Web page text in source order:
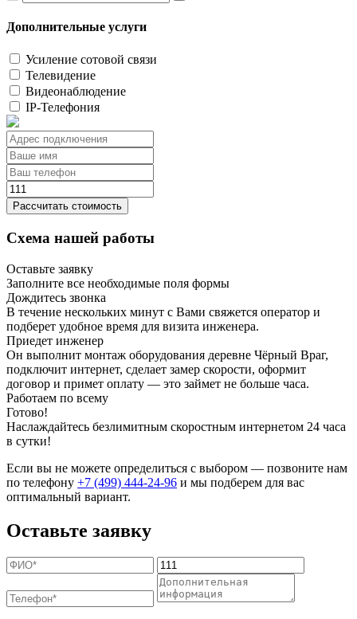
Дополнительные услуги
Усиление сотовой связи
Телевидение
Видеонаблюдение
IP-Телефония
Рассчитать стоимость
Схема нашей работы
Оставьте заявку
Заполните все необходимые поля формы
Дождитесь звонка
В течение нескольких минут с Вами свяжется оператор и
подберет удобное время для визита инженера.
Приедет инженер
Он выполнит монтаж оборудования деревне Чёрный Враг,
подключит интернет, сделает замер скорости, оформит
договор и примет оплату — это займет не больше часа.
Работаем по всему
Готово!
Наслаждайтесь безлимитным скоростным интернетом 24 часа
в сутки!
Если вы не можете определиться с выбором — позвоните нам
по телефону +7 (499) 444-24-96 и мы подберем для вас
оптимальный вариант.
Оставьте заявку